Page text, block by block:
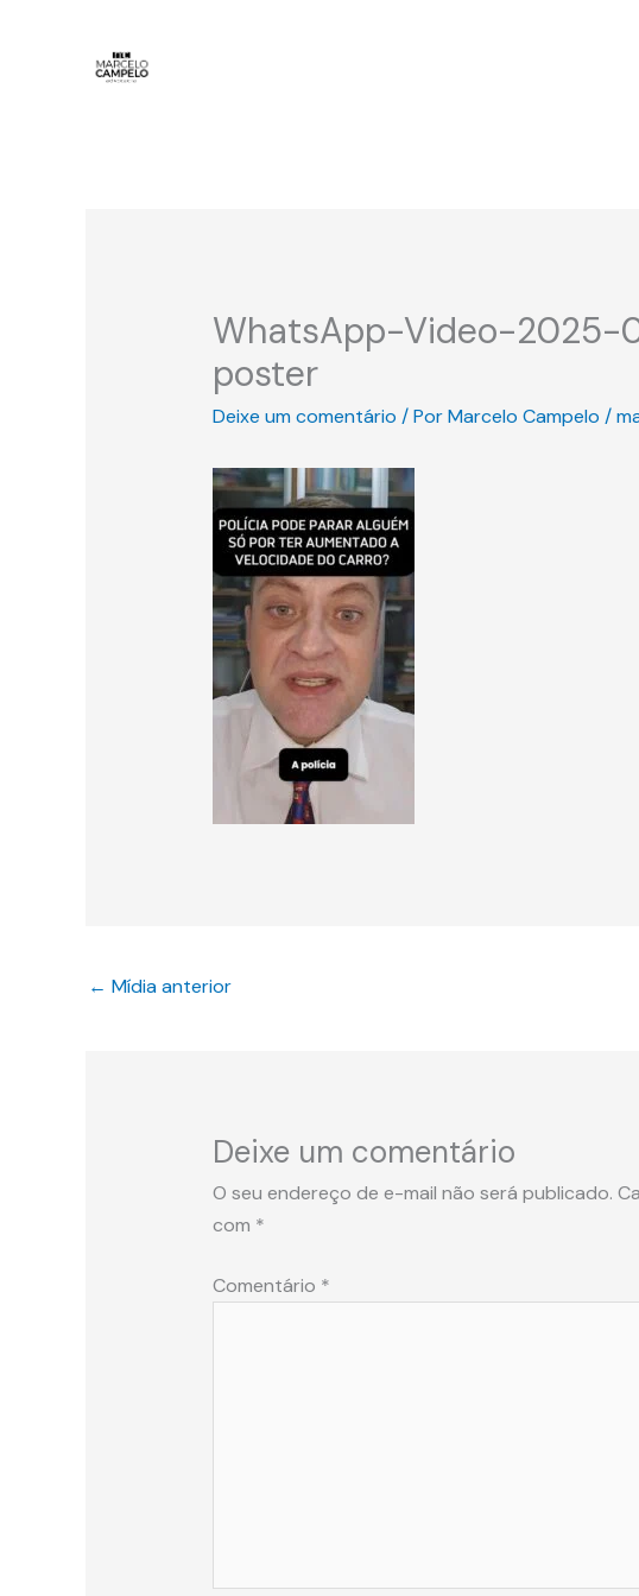
WhatsApp-Video-2025-
poster
Deixe um comentário / PorMarcelo Campelo /
← Mídia anterior
Deixe um comentário
O seu endereço de e-mail não será publicado.
com *
Comentário *